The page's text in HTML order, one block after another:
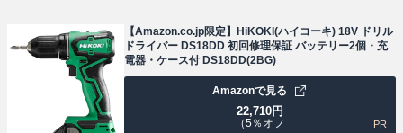
【Amazon.co.jp限定】HiKOKI(ハイコーキ) 18V ドリル
ドライバー DS18DD 初回修理保証 バッテリー2個・充
電器・ケース付 DS18DD(2BG)
22,710円
（5％オフ
Amazonで見る
PR